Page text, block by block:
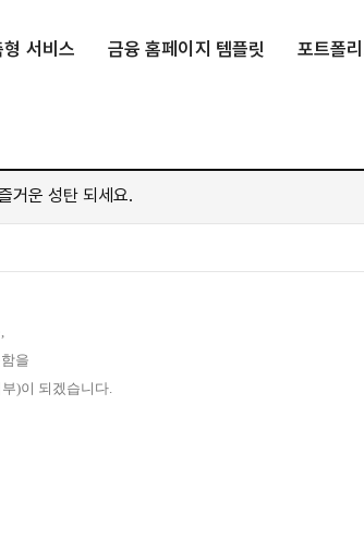
서비스 금융 홈페이지 템플릿 포트폴
거운 성탄 되세요.
을
)이 되겠습니다.